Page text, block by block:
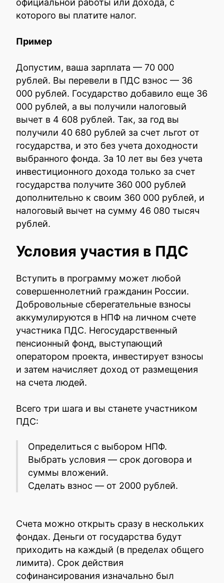
официальной работы или дохода, с
которого вы платите налог.
Пример
Допустим, ваша зарплата — 70 000
рублей. Вы перевели в ПДС взнос — 36
000 рублей. Государство добавило еще 36
000 рублей, а вы получили налоговый
вычет в 4 608 рублей. Так, за год вы
получили 40 680 рублей за счет льгот от
государства, и это без учета доходности
выбранного фонда. За 10 лет вы без учета
инвестиционного дохода только за счет
государства получите 360 000 рублей
дополнительно к своим 360 000 рублей, и
налоговый вычет на сумму 46 080 тысяч
рублей.
Условия участия в ПДС
Вступить в программу может любой
совершеннолетний гражданин России.
Добровольные сберегательные взносы
аккумулируются в НПФ на личном счете
участника ПДС. Негосударственный
пенсионный фонд, выступающий
оператором проекта, инвестирует взносы
и затем начисляет доход от размещения
на счета людей.
Всего три шага и вы станете участником
ПДС:
Определиться с выбором НПФ.
Выбрать условия — срок договора и
суммы вложений.
Сделать взнос — от 2000 рублей.
Счета можно открыть сразу в нескольких
фондах. Деньги от государства будут
приходить на каждый (в пределах общего
лимита). Срок действия
софинансирования изначально был